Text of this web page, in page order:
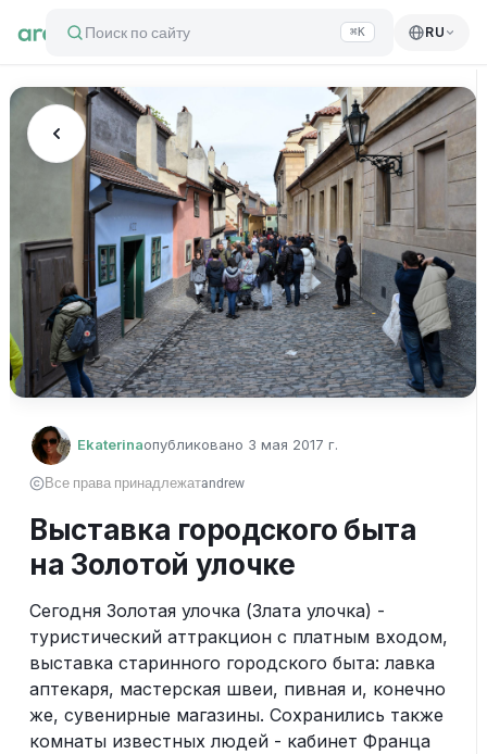
Поиск по сайту ⌘K RU
Ekaterinaопубликовано 3 мая 2017 г.
Все права принадлежатandrew
Выставка городского быта
на Золотой улочке
Сегодня Золотая улочка (Злата улочка) -
туристический аттракцион с платным входом,
выставка старинного городского быта: лавка
аптекаря, мастерская швеи, пивная и, конечно
же, сувенирные магазины. Сохранились также
комнаты известных людей - кабинет Франца